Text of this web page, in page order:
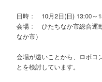
日時： 10月2日(日) 13:00～
会場： ひたちなか市総合運
なか市）
会場が遠いことから、ロボコ
とを検討しています。